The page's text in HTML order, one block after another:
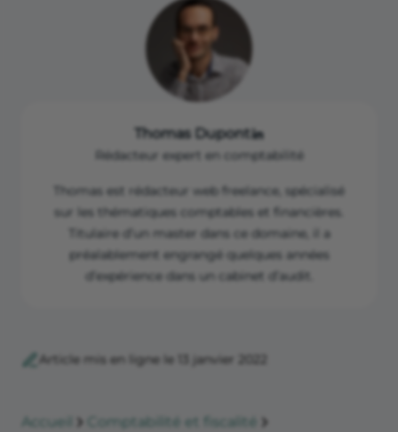
Thomas Dupont
Rédacteur expert en comptabilité
Thomas est rédacteur web freelance, spécialisé
sur les thématiques comptables et financières.
Titulaire d’un master dans ce domaine, il a
préalablement engrangé quelques années
d’expérience dans un cabinet d’audit.
Article mis en ligne le 13 janvier 2022
Accueil
Comptabilité et fiscalité